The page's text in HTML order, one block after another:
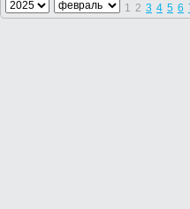
1 2 3 4 5 6